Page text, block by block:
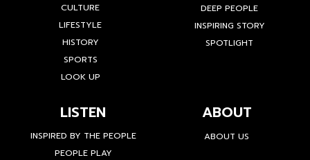
CULTURE
LIFESTYLE
HISTORY
SPORTS
LOOK UP
DEEP PEOPLE
INSPIRING STORY
SPOTLIGHT
LISTEN
INSPIRED BY THE PEOPLE
PEOPLE PLAY
ABOUT
ABOUT US